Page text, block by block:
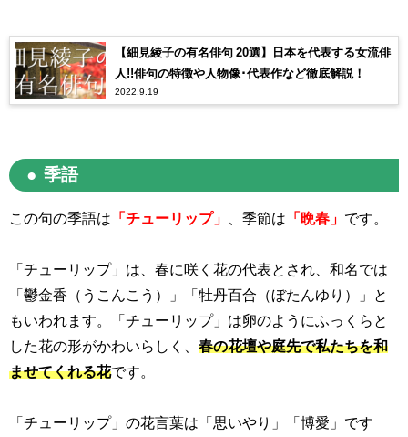
【細見綾子の有名俳句 20選】日本を代表する女流俳
人!!俳句の特徴や人物像･代表作など徹底解説！
2022.9.19
季語
この句の季語は 「チューリップ」 、季節は 「晩春」 です。
「チューリップ」は、春に咲く花の代表とされ、和名では
「鬱金香（うこんこう）」「牡丹百合（ぼたんゆり）」と
もいわれます。「チューリップ」は卵のようにふっくらと
した花の形がかわいらしく、 春の花壇や庭先で私たちを和
ませてくれる花です。
「チューリップ」の花言葉は「思いやり」「博愛」です